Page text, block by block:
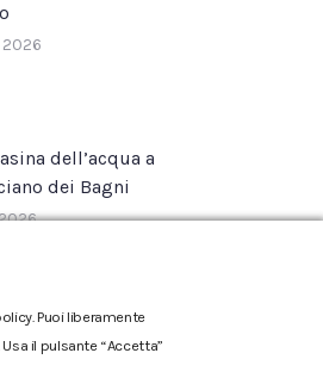
dell’acqua a
dei Bagni
Puoi liberamente
il pulsante “Accetta”